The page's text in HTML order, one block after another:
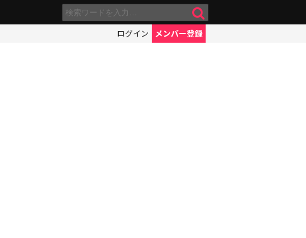
ログイン メンバー登録